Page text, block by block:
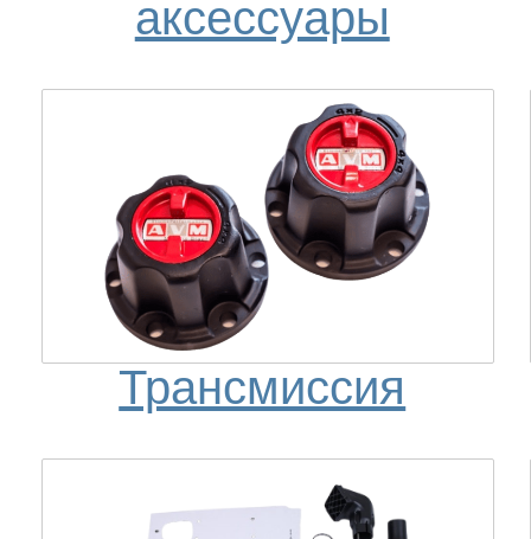
аксессуары
Трансмиссия